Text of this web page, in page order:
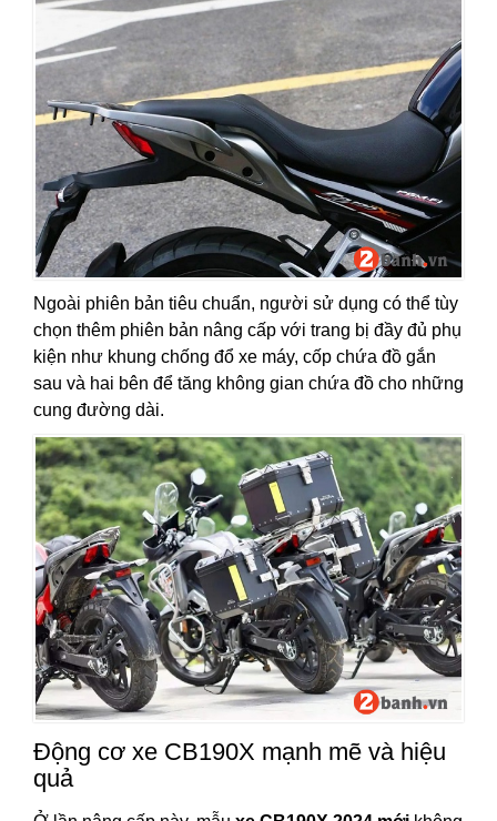
Ngoài phiên bản tiêu chuẩn, người sử dụng có thể tùy
chọn thêm phiên bản nâng cấp với trang bị đầy đủ phụ
kiện như khung chống đổ xe máy, cốp chứa đồ gắn
sau và hai bên để tăng không gian chứa đồ cho những
cung đường dài.
Động cơ xe CB190X mạnh mẽ và hiệu
quả